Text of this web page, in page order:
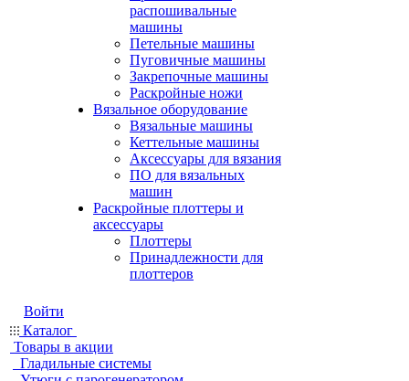
распошивальные
машины
Петельные машины
Пуговичные машины
Закрепочные машины
Раскройные ножи
Вязальное оборудование
Вязальные машины
Кеттельные машины
Аксессуары для вязания
ПО для вязальных
машин
Раскройные плоттеры и
аксессуары
Плоттеры
Принадлежности для
плоттеров
Войти
Каталог
Товары в акции
Гладильные системы